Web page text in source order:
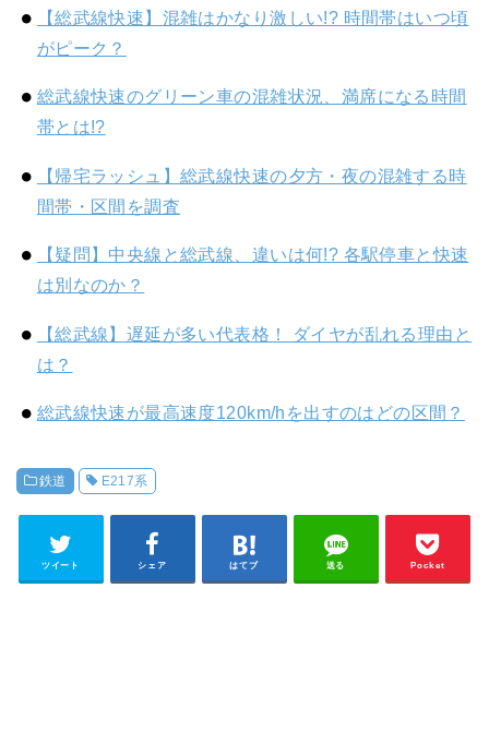
【総武線快速】混雑はかなり激しい!? 時間帯はいつ頃
がピーク？
総武線快速のグリーン車の混雑状況、満席になる時間
帯とは!?
【帰宅ラッシュ】総武線快速の夕方・夜の混雑する時
間帯・区間を調査
【疑問】中央線と総武線、違いは何!? 各駅停車と快速
は別なのか？
【総武線】遅延が多い代表格！ ダイヤが乱れる理由と
は？
総武線快速が最高速度120km/hを出すのはどの区間？
鉄道 E217系
ツイート シェア はてブ 送る Pocket